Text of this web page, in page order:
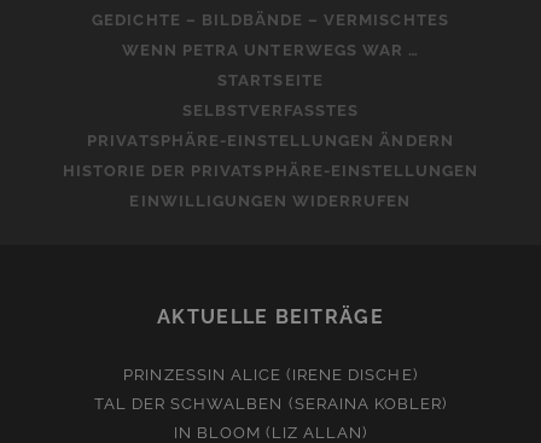
GEDICHTE – BILDBÄNDE – VERMISCHTES
WENN PETRA UNTERWEGS WAR …
STARTSEITE
SELBSTVERFASSTES
PRIVATSPHÄRE-EINSTELLUNGEN ÄNDERN
HISTORIE DER PRIVATSPHÄRE-EINSTELLUNGEN
EINWILLIGUNGEN WIDERRUFEN
AKTUELLE BEITRÄGE
PRINZESSIN ALICE (IRENE DISCHE)
TAL DER SCHWALBEN (SERAINA KOBLER)
IN BLOOM (LIZ ALLAN)